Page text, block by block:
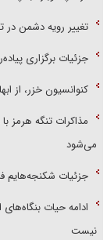
تغییر رویه دشمن در
جزئیات برگزاری
کنوانسیون خزر، از
مذاکرات تنگه هرمز
می‌شود
جزئیات شکنجه‌هایم
ادامه حیات
نیست